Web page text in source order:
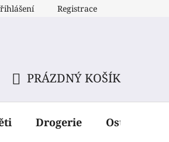
Registrace
KOŠÍK
PRÁZDNÝ KOŠÍK
Drogerie Ostatní